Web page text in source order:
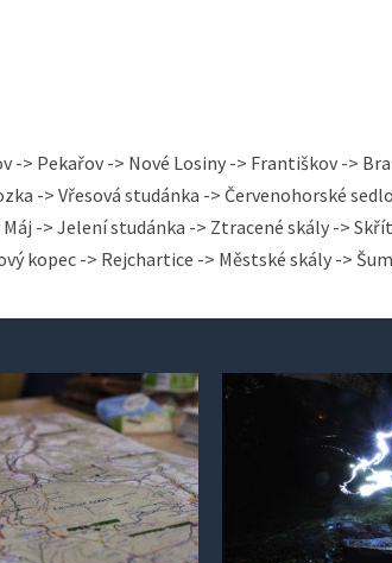
-> Pekařov -> Nové Losiny -> Františkov ->
-> Vřesová studánka -> Červenohorské
-> Jelení studánka -> Ztracené skály ->
kopec -> Rejchartice -> Městské skály ->